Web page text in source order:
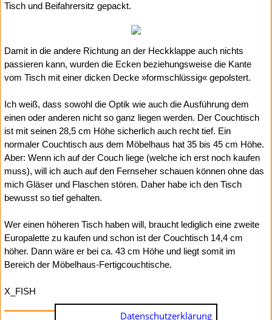
Tisch und Beifahrersitz gepackt.
Damit in die andere Richtung an der Heckklappe auch nichts
passieren kann, wurden die Ecken beziehungsweise die Kante
vom Tisch mit einer dicken Decke »formschlüssig« gepolstert.
Ich weiß, dass sowohl die Optik wie auch die Ausführung dem
einen oder anderen nicht so ganz liegen werden. Der Couchtisch
ist mit seinen 28,5 cm Höhe sicherlich auch recht tief. Ein
normaler Couchtisch aus dem Möbelhaus hat 35 bis 45 cm Höhe.
Aber: Wenn ich auf der Couch liege (welche ich erst noch kaufen
muss), will ich auch auf den Fernseher schauen können ohne das
mich Gläser und Flaschen stören. Daher habe ich den Tisch
bewusst so tief gehalten.
Wer einen höheren Tisch haben will, braucht lediglich eine zweite
Europalette zu kaufen und schon ist der Couchtisch 14,4 cm
höher. Dann wäre er bei ca. 43 cm Höhe und liegt somit im
Bereich der Möbelhaus-Fertigcouchtische.
X_FISH
Datenschutzerklärung